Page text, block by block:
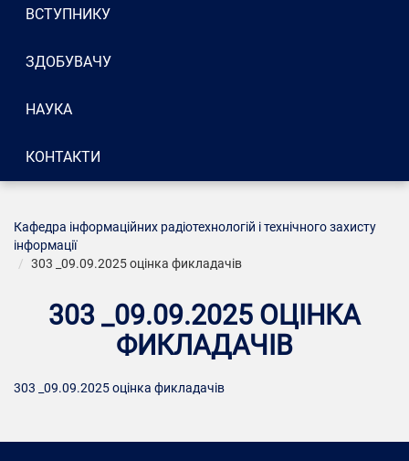
ВСТУПНИКУ
ЗДОБУВАЧУ
НАУКА
КОНТАКТИ
Кафедра інформаційних радіотехнологій і технічного захисту
інформації
303 _09.09.2025 оцінка фикладачів
303 _09.09.2025 ОЦІНКА
ФИКЛАДАЧІВ
303 _09.09.2025 оцінка фикладачів